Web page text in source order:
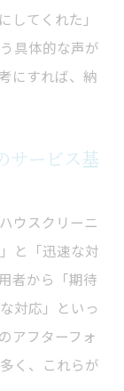
してくれた」
具体的な声が
にすれば、納
サービス基
ウスクリーニ
と「迅速な対
者から「期待
対応」といっ
アフターフォ
く、これらが